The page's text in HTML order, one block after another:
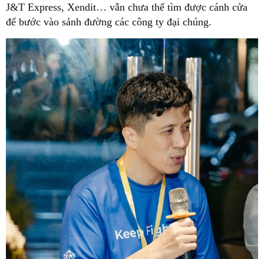
J&T Express, Xendit… vẫn chưa thể tìm được cánh cửa
để bước vào sảnh đường các công ty đại chúng.